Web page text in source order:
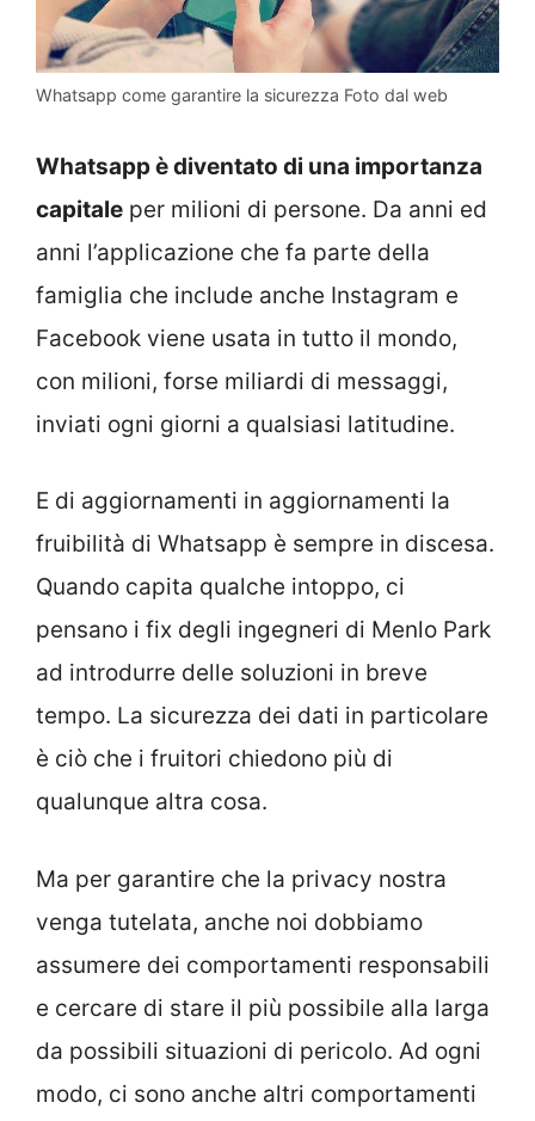
Whatsapp come garantire la sicurezza Foto dal web
Whatsapp è diventato di una importanza
capitale per milioni di persone. Da anni ed
anni l’applicazione che fa parte della
famiglia che include anche Instagram e
Facebook viene usata in tutto il mondo,
con milioni, forse miliardi di messaggi,
inviati ogni giorni a qualsiasi latitudine.
E di aggiornamenti in aggiornamenti la
fruibilità di Whatsapp è sempre in discesa.
Quando capita qualche intoppo, ci
pensano i fix degli ingegneri di Menlo Park
ad introdurre delle soluzioni in breve
tempo. La sicurezza dei dati in particolare
è ciò che i fruitori chiedono più di
qualunque altra cosa.
Ma per garantire che la privacy nostra
venga tutelata, anche noi dobbiamo
assumere dei comportamenti responsabili
e cercare di stare il più possibile alla larga
da possibili situazioni di pericolo. Ad ogni
modo, ci sono anche altri comportamenti